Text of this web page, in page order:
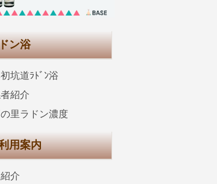
ン浴
坑道ﾗﾄﾞﾝ浴
紹介
里ラドン濃度
用案内
介